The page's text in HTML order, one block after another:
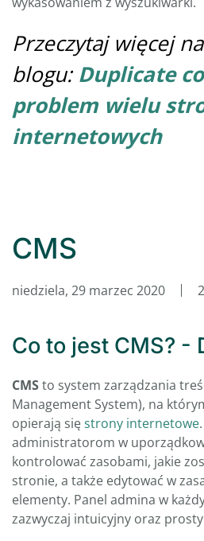
Przeczytaj więcej
blogu: Duplicate
problem wielu
internetowych
CMS
niedziela, 29 marzec 2020
Co to jest CMS? -
CMSto system zarządzania
Management System), na
opierają sięstrony internetowe
administratorom w
kontrolować zasobami, jakie
stronie, a także edytować w
elementy. Panel admina w
zazwyczaj intuicyjny oraz prosty